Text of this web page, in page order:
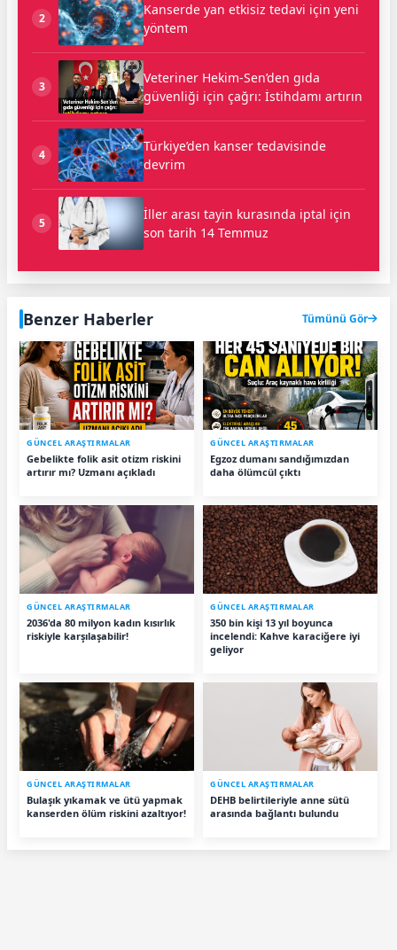
2
Kanserde yan etkisiz tedavi için yeni
yöntem
3
Veteriner Hekim-Sen’den gıda
güvenliği için çağrı: İstihdamı artırın
4
Türkiye’den kanser tedavisinde
devrim
5
İller arası tayin kurasında iptal için
son tarih 14 Temmuz
Benzer Haberler Tümünü Gör
GÜNCEL ARAŞTIRMALAR
Gebelikte folik asit otizm riskini
artırır mı? Uzmanı açıkladı
GÜNCEL ARAŞTIRMALAR
Egzoz dumanı sandığımızdan
daha ölümcül çıktı
GÜNCEL ARAŞTIRMALAR
2036'da 80 milyon kadın kısırlık
riskiyle karşılaşabilir!
GÜNCEL ARAŞTIRMALAR
350 bin kişi 13 yıl boyunca
incelendi: Kahve karaciğere iyi
geliyor
GÜNCEL ARAŞTIRMALAR
Bulaşık yıkamak ve ütü yapmak
kanserden ölüm riskini azaltıyor!
GÜNCEL ARAŞTIRMALAR
DEHB belirtileriyle anne sütü
arasında bağlantı bulundu